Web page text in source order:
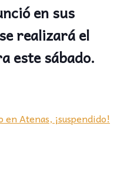
en sus
realizará el
este sábado.